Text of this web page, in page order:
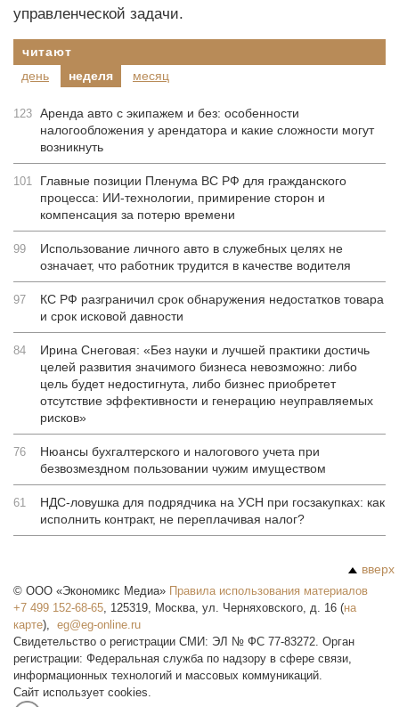
управленческой задачи.
читают
день
неделя месяц
123 Аренда авто с экипажем и без: особенности
налогообложения у арендатора и какие сложности могут
возникнуть
101
Главные позиции Пленума ВС РФ для гражданского
процесса: ИИ-технологии, примирение сторон и
компенсация за потерю времени
99
Использование личного авто в служебных целях не
означает, что работник трудится в качестве водителя
97
КС РФ разграничил срок обнаружения недостатков товара
и срок исковой давности
84
Ирина Снеговая: «Без науки и лучшей практики достичь
целей развития значимого бизнеса невозможно: либо
цель будет недостигнута, либо бизнес приобретет
отсутствие эффективности и генерацию неуправляемых
рисков»
76
Нюансы бухгалтерского и налогового учета при
безвозмездном пользовании чужим имуществом
61
НДС-ловушка для подрядчика на УСН при госзакупках: как
исполнить контракт, не переплачивая налог?
вверх
© ООО «Экономикс Медиа» Правила использования материалов
+7 499 152-68-65, 125319, Москва, ул. Черняховского, д. 16 (на
карте),
Свидетельство о регистрации СМИ: ЭЛ № ФС 77-83272. Орган
регистрации: Федеральная служба по надзору в сфере связи,
информационных технологий и массовых коммуникаций.
Сайт использует cookies.